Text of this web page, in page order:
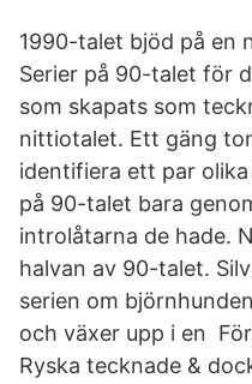
1990-talet bjöd på en
Serier på 90-talet för
som skapats som
nittiotalet. Ett gäng
identifiera ett par
på 90-talet bara
introlåtarna de hade.
halvan av 90-talet.
serien om
och växer upp i en
Ryska tecknade &